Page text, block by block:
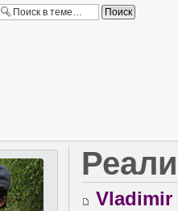
Vladimir